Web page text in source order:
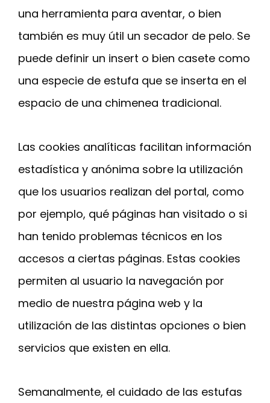
una herramienta para aventar, o bien
también es muy útil un secador de pelo. Se
puede definir un insert o bien casete como
una especie de estufa que se inserta en el
espacio de una chimenea tradicional.
Las cookies analíticas facilitan información
estadística y anónima sobre la utilización
que los usuarios realizan del portal, como
por ejemplo, qué páginas han visitado o si
han tenido problemas técnicos en los
accesos a ciertas páginas. Estas cookies
permiten al usuario la navegación por
medio de nuestra página web y la
utilización de las distintas opciones o bien
servicios que existen en ella.
Semanalmente, el cuidado de las estufas